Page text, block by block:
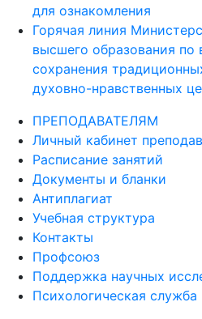
для ознакомления
Горячая линия
высшего образования по
сохранения
духовно-нравственных
ПРЕПОДАВАТЕЛЯМ
Личный кабинет
Расписание занятий
Документы и бланки
Антиплагиат
Учебная структура
Контакты
Профсоюз
Поддержка научных
Психологическая служба